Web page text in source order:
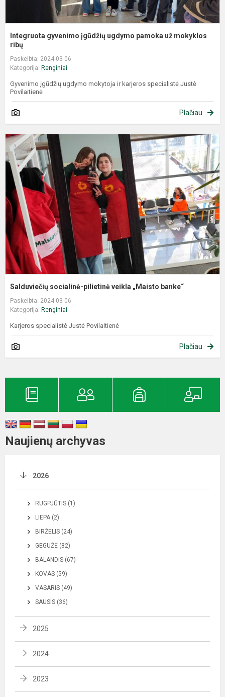
Integruota gyvenimo įgūdžių ugdymo pamoka už mokyklos
ribų
Paskelbta: 2024-03-06
Kategorija: Renginiai
Gyvenimo įgūdžių ugdymo mokytoja ir karjeros specialistė Justė
Povilaitienė
Plačiau
Salduviečių socialinė-pilietinė veikla „Maisto banke“
Paskelbta: 2024-03-06
Kategorija: Renginiai
Karjeros specialistė Justė Povilaitienė
Plačiau
Naujienų archyvas
2026
RUGPJŪTIS (1)
LIEPA (2)
BIRŽELIS (24)
GEGUŽĖ (82)
BALANDIS (67)
KOVAS (59)
VASARIS (49)
SAUSIS (36)
2025
2024
2023